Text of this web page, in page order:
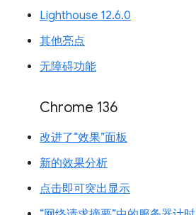
Lighthouse 12.6.0
其他亮点
无障碍功能
Chrome 136
改进了“效果”面板
新的效果分析
点击即可突出显示